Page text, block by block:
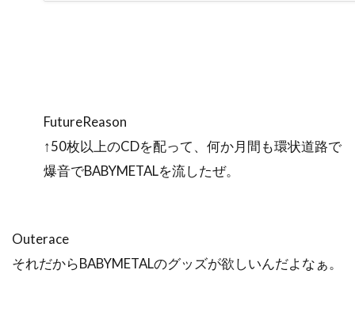
FutureReason
↑50枚以上のCDを配って、何か月間も環状道路で
爆音でBABYMETALを流したぜ。
Outerace
それだからBABYMETALのグッズが欲しいんだよなぁ。